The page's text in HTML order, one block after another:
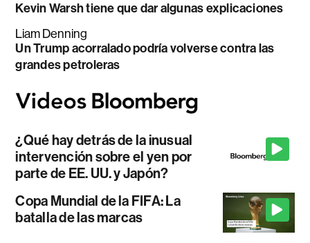
Kevin Warsh tiene que dar algunas explicaciones
Liam Denning
Un Trump acorralado podría volverse contra las
grandes petroleras
¿Qué hay detrás de la inusual
intervención sobre el yen por
parte de EE. UU. y Japón?
Copa Mundial de la FIFA: La
batalla de las marcas